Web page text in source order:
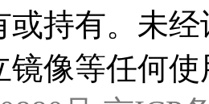
或持有。未
镜像等任何使